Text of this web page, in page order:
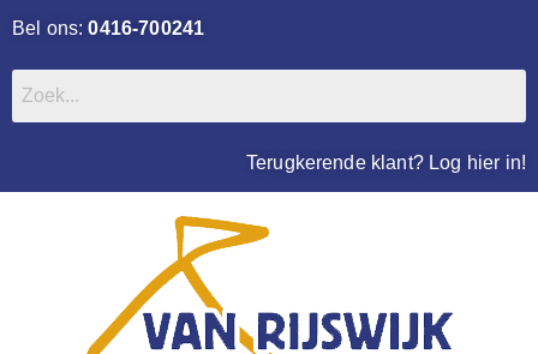
Bel ons:0416-700241
Terugkerende klant? Log hier in!